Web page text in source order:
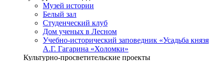
Музей истории
Белый зал
Студенческий клуб
Дом ученых в Лесном
Учебно-исторический заповедник «Усадьба князя
А.Г. Гагарина «Холомки»
Культурно-просветительские проекты